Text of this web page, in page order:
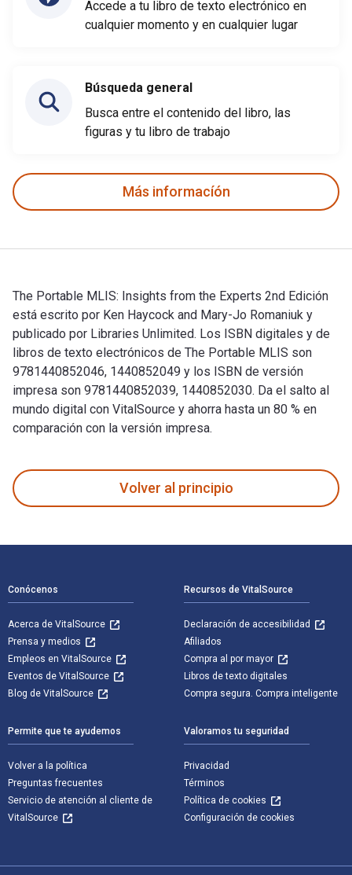
Accede a tu libro de texto electrónico en
cualquier momento y en cualquier lugar
Búsqueda general
Busca entre el contenido del libro, las
figuras y tu libro de trabajo
Más informacíón
The Portable MLIS: Insights from the Experts 2nd Edición
está escrito por Ken Haycock and Mary-Jo Romaniuk y
publicado por Libraries Unlimited. Los ISBN digitales y de
libros de texto electrónicos de The Portable MLIS son
9781440852046, 1440852049 y los ISBN de versión
impresa son 9781440852039, 1440852030. Da el salto al
mundo digital con VitalSource y ahorra hasta un 80 % en
comparación con la versión impresa.
Volver al principio
Conócenos
Acerca de VitalSource
Prensa y medios
Empleos en VitalSource
Eventos de VitalSource
Blog de VitalSource
Recursos de VitalSource
Declaración de accesibilidad
Afiliados
Compra al por mayor
Libros de texto digitales
Compra segura. Compra inteligente
Permite que te ayudemos
Volver a la política
Preguntas frecuentes
Servicio de atención al cliente de
VitalSource
Valoramos tu seguridad
Privacidad
Términos
Política de cookies
Configuración de cookies